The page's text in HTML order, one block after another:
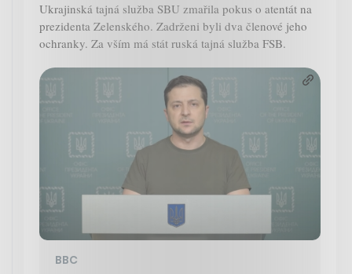
Ukrajinská tajná služba SBU zmařila pokus o atentát na
prezidenta Zelenského. Zadrženi byli dva členové jeho
ochranky. Za vším má stát ruská tajná služba FSB.
BBC